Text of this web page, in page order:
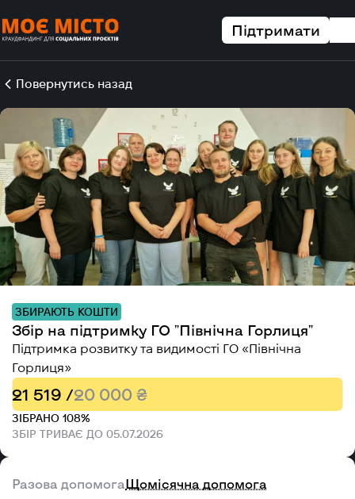
Підтримати
Повернутись назад
ЗБИРАЮТЬ КОШТИ
Збір на підтримку ГО "Північна Горлиця"
Підтримка розвитку та видимості ГО «Північна
Горлиця»
21 519 /20 000 ₴
ЗІБРАНО 108%
ЗБІР ТРИВАЄ ДО 05.07.2026
Разова допомогаЩомісячна допомога